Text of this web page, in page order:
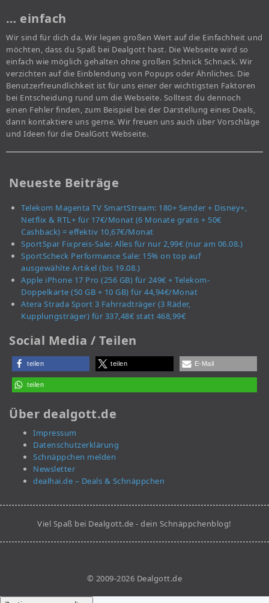
… einfach
Wir sind für dich da. Wir legen großen Wert auf die Einfachheit und
möchten, dass du Spaß bei Dealgott hast. Die Webseite wird so
einfach wie möglich gehalten ohne großen Schnick Schnack. Wir
verzichten auf die Einblendung von Popups oder Ähnliches. Die
Benutzerfreundlichkeit ist für uns einer der wichtigsten Faktoren
bei Entscheidung rund um die Webseite. Solltest du dennoch
einen Fehler finden, zum Beispiel bei der Darstellung eines Deals,
dann kontaktiere uns gerne. Wir freuen uns auch über Vorschläge
und Ideen für die DealGott Webseite.
Neueste Beiträge
Telekom Magenta TV SmartStream: 180+ Sender + Disney+,
Netflix & RTL+ für 17€/Monat (6 Monate gratis + 50€
Cashback) = effektiv 10,67€/Monat
SportSpar Fixpreis-Sale: Alles für nur 2,99€ (nur am 06.08.)
SportScheck Performance Sale: 15% on top auf
ausgewählte Artikel (bis 19.08.)
Apple iPhone 17 Pro (256 GB) für 249€ + Telekom-
Doppelkarte (50 GB + 10 GB) für 44,94€/Monat
Atera Strada Sport 3 Fahrradträger (3 Räder,
Kupplungsträger) für 337,48€ statt 468,99€
Social Media / Teilen
teilen teilen E-Mail
teilen
Über dealgott.de
Impressum
Datenschutzerklärung
Schnäppchen melden
Newsletter
dealhai.de – Deals & Schnäppchen
Viel Spaß bei Dealgott.de - dein Schnäppchenblog!
© 2009-2026 Dealgott.de